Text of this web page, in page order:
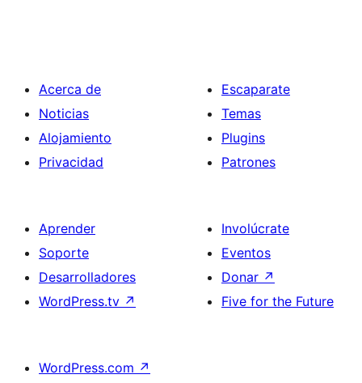
Acerca de
Noticias
Alojamiento
Privacidad
Escaparate
Temas
Plugins
Patrones
Aprender
Soporte
Desarrolladores
WordPress.tv ↗
Involúcrate
Eventos
Donar ↗
Five for the Future
WordPress.com ↗